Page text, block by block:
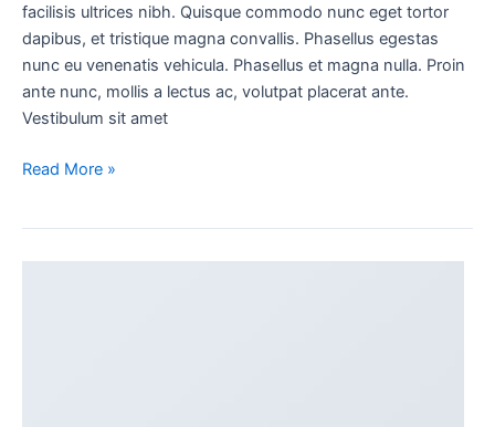
facilisis ultrices nibh. Quisque commodo nunc eget tortor
dapibus, et tristique magna convallis. Phasellus egestas
nunc eu venenatis vehicula. Phasellus et magna nulla. Proin
ante nunc, mollis a lectus ac, volutpat placerat ante.
Vestibulum sit amet
Read More »